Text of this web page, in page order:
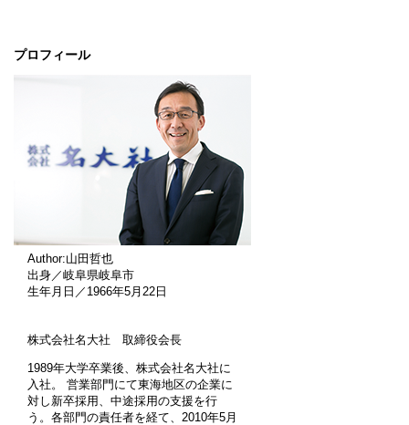
プロフィール
Author:山田哲也
出身／岐阜県岐阜市
生年月日／1966年5月22日
株式会社名大社 取締役会長
1989年大学卒業後、株式会社名大社に
入社。 営業部門にて東海地区の企業に
対し新卒採用、中途採用の支援を行
う。各部門の責任者を経て、2010年5月